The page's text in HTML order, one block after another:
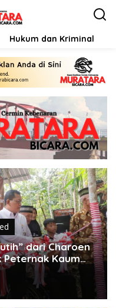
Hukum dan Kriminal
dari Charoen
Peternak Kaum